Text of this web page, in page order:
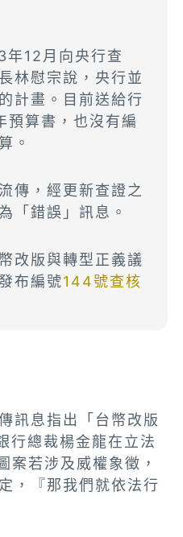
12月向央行查
林慰宗說，央行並
計畫。目前送給行
預算書，也沒有編
。
傳，經更新查證之
「錯誤」訊息。
改版與轉型正義議
布編號144號查核
訊息指出「台幣改版
總裁楊金龍在立法
案若涉及威權象徵，
，『那我們就依法行